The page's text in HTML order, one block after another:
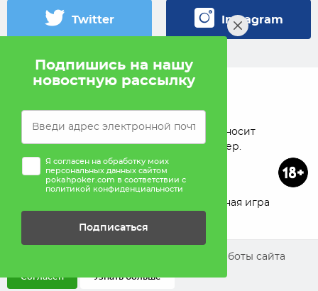
Twitter Instagram
Pokah не проводит игры на деньги. Сайт носит
исключительно информационный характер.
Ответственная игра
Мы используем cookies для улучшения работы сайта
Согласен Узнать больше
Подпишись на нашу
новостную рассылку
Я согласен на обработку моих
персональных данных сайтом
pokahpoker.com в соответствии с
политикой конфиденциальности
Подписаться